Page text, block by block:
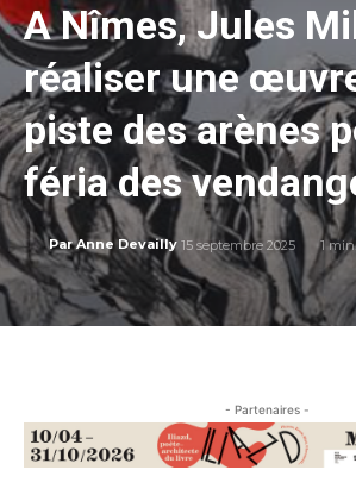
A Nîmes, Jules
réaliser une
piste des arènes
féria des
Par Anne Devailly 15 septembre 2025 1
- Partenaires -